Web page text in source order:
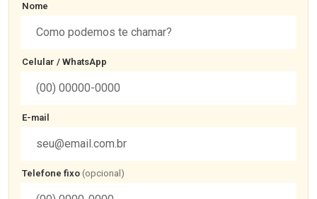
Nome
Celular / WhatsApp
E-mail
Telefone fixo (opcional)